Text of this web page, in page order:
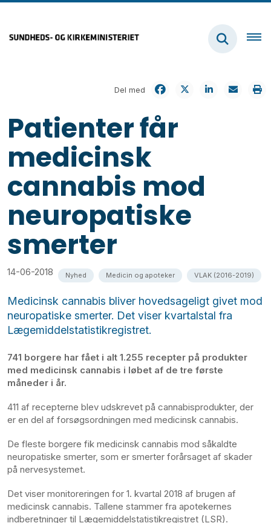
Del med
Patienter får
medicinsk
cannabis mod
neuropatiske
smerter
14-06-2018 Nyhed Medicin og apoteker VLAK (2016-2019)
Medicinsk cannabis bliver hovedsageligt givet mod
neuropatiske smerter. Det viser kvartalstal fra
Lægemiddelstatistikregistret.
741 borgere har fået i alt 1.255 recepter på produkter
med medicinsk cannabis i løbet af de tre første
måneder i år.
411 af recepterne blev udskrevet på cannabisprodukter, der
er en del af forsøgsordningen med medicinsk cannabis.
De fleste borgere fik medicinsk cannabis mod såkaldte
neuropatiske smerter, som er smerter forårsaget af skader
på nervesystemet.
Det viser monitoreringen for 1. kvartal 2018 af brugen af
medicinsk cannabis. Tallene stammer fra apotekernes
indberetninger til Lægemiddelstatistikregistret (LSR).